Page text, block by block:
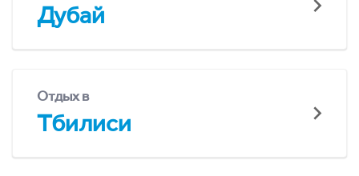
Дубай
Отдых в
Тбилиси